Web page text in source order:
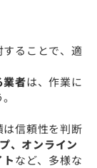
ることで、適
業者は、作業に
信頼性を判断
、オンライン
など、多様な